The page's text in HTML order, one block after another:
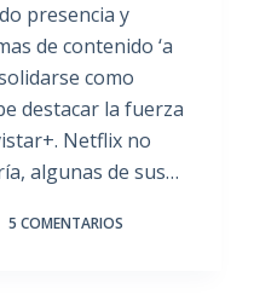
presencia y
de contenido ‘a
como
destacar la fuerza
Netflix no
algunas de sus…
5 COMENTARIOS